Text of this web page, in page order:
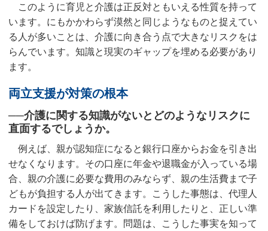
このように育児と介護は正反対ともいえる性質を持って
います。にもかかわらず漠然と同じようなものと捉えてい
る人が多いことは、介護に向き合う点で大きなリスクをは
らんでいます。知識と現実のギャップを埋める必要があり
ます。
両立支援が対策の根本
──介護に関する知識がないとどのようなリスクに
直面するでしょうか。
例えば、親が認知症になると銀行口座からお金を引き出
せなくなります。その口座に年金や退職金が入っている場
合、親の介護に必要な費用のみならず、親の生活費まで子
どもが負担する人が出てきます。こうした事態は、代理人
カードを設定したり、家族信託を利用したりと、正しい準
備をしておけば防げます。問題は、こうした事実を知って